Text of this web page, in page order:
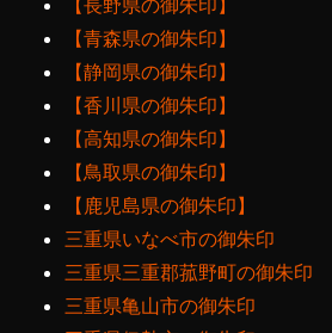
【長野県の御朱印】
【青森県の御朱印】
【静岡県の御朱印】
【香川県の御朱印】
【高知県の御朱印】
【鳥取県の御朱印】
【鹿児島県の御朱印】
三重県いなべ市の御朱印
三重県三重郡菰野町の御朱印
三重県亀山市の御朱印